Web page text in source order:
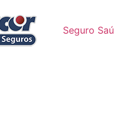
Seguro